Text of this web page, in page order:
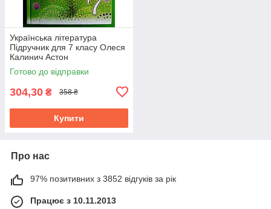
Українська література
Підручник для 7 класу Олеся
Калинич Астон
Готово до відправки
304,30 ₴ 358 ₴
Купити
Про нас
97% позитивних з 3852 відгуків за рік
Працює з 10.11.2013